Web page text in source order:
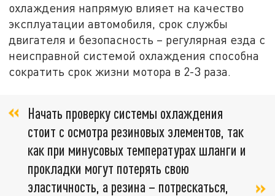
охлаждения напрямую влияет на качество
эксплуатации автомобиля, срок службы
двигателя и безопасность – регулярная езда с
неисправной системой охлаждения способна
сократить срок жизни мотора в 2-3 раза.
Начать проверку системы охлаждения
стоит с осмотра резиновых элементов, так
как при минусовых температурах шланги и
прокладки могут потерять свою
эластичность, а резина – потрескаться,